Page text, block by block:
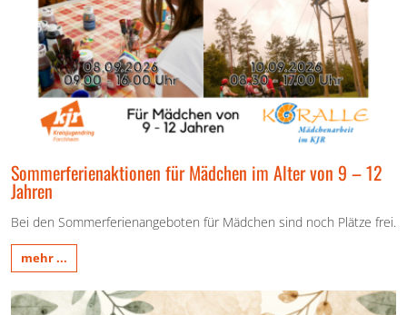
Sommerferienaktionen für Mädchen im Alter von 9 – 12
Jahren
Bei den Sommerferienangeboten für Mädchen sind noch Plätze frei.
mehr ...